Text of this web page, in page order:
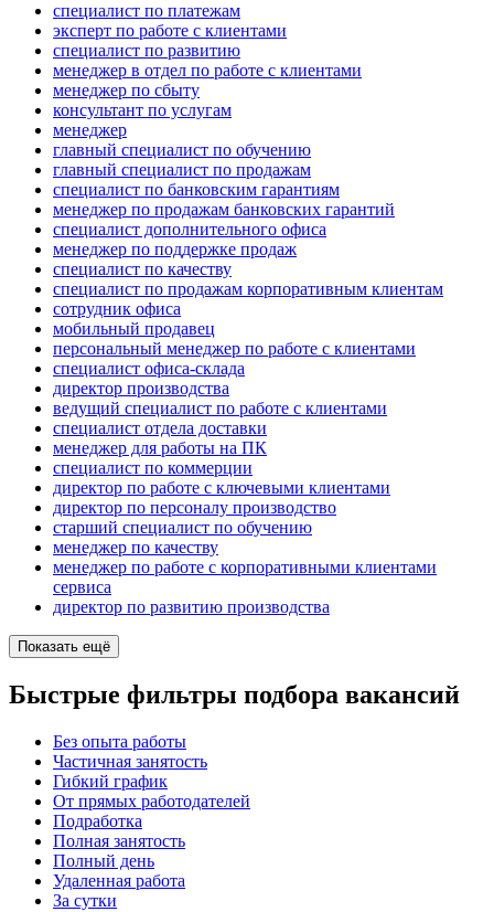
специалист по платежам
эксперт по работе с клиентами
специалист по развитию
менеджер в отдел по работе с клиентами
менеджер по сбыту
консультант по услугам
менеджер
главный специалист по обучению
главный специалист по продажам
специалист по банковским гарантиям
менеджер по продажам банковских гарантий
специалист дополнительного офиса
менеджер по поддержке продаж
специалист по качеству
специалист по продажам корпоративным клиентам
сотрудник офиса
мобильный продавец
персональный менеджер по работе с клиентами
специалист офиса-склада
директор производства
ведущий специалист по работе с клиентами
специалист отдела доставки
менеджер для работы на ПК
специалист по коммерции
директор по работе с ключевыми клиентами
директор по персоналу производство
старший специалист по обучению
менеджер по качеству
менеджер по работе с корпоративными клиентами
сервиса
директор по развитию производства
Показать ещё
Быстрые фильтры подбора вакансий
Без опыта работы
Частичная занятость
Гибкий график
От прямых работодателей
Подработка
Полная занятость
Полный день
Удаленная работа
За сутки